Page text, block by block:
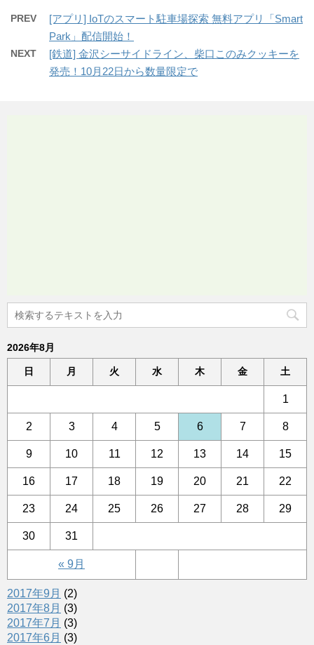
PREV
[アプリ] IoTのスマート駐車場探索 無料アプリ「Smart
Park」配信開始！
NEXT
[鉄道] 金沢シーサイドライン、柴口このみクッキーを
発売！10月22日から数量限定で
2026年8月
日 月 火 水 木 金 土
« 9月
1
2 3 4 5 6 7 8
9 10 11 12 13 14 15
16 17 18 19 20 21 22
23 24 25 26 27 28 29
30 31
2017年9月 (2)
2017年8月 (3)
2017年7月 (3)
2017年6月 (3)